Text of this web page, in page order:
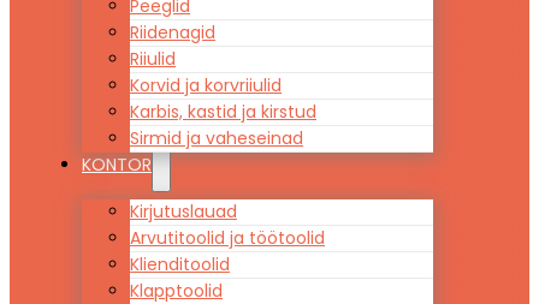
Peeglid
Riidenagid
Riiulid
Korvid ja korvriiulid
Karbis, kastid ja kirstud
Sirmid ja vaheseinad
KONTOR
Kirjutuslauad
Arvutitoolid ja töötoolid
Klienditoolid
Klapptoolid